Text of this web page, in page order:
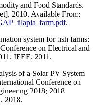
and Food Standards.
2010. Available From:
.
system for fish farms:
on Electrical and
IEEE; 2011.
of a Solar PV System
Conference on
2018; 2018
2018.